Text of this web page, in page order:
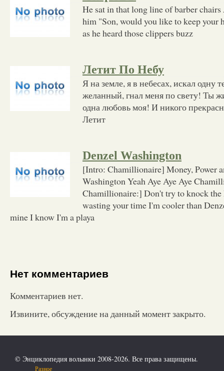
He sat in that long line of barber chairs
him "Son, would you like to keep your
as he heard those clippers buzz
Летит По Небу
Я на земле, я в небесах, искал одну
желанный, гнал меня по свету! Ты
одна любовь моя! И никого
Летит
Denzel Washington
[Intro: Chamillionaire] Money, Power
Washington Yeah Aye Aye Aye
Chamillionaire:] Don't try to knock the
wasting your time I'm cooler than
mine I know I'm a playa
Нет комментариев
Комментариев нет.
Извините, обсуждение на данный момент закрыто.
© Энциклопедия волынки 2008-2026. Все права защищены.
Разное